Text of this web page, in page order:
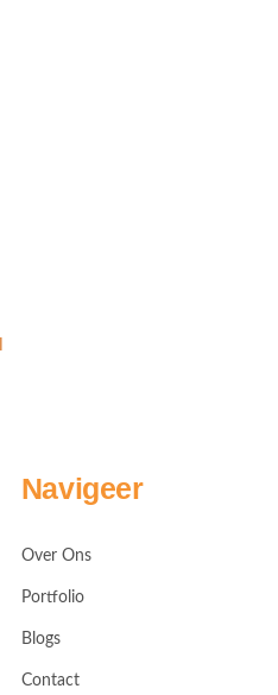
Navigeer
Over Ons
Portfolio
Blogs
Contact